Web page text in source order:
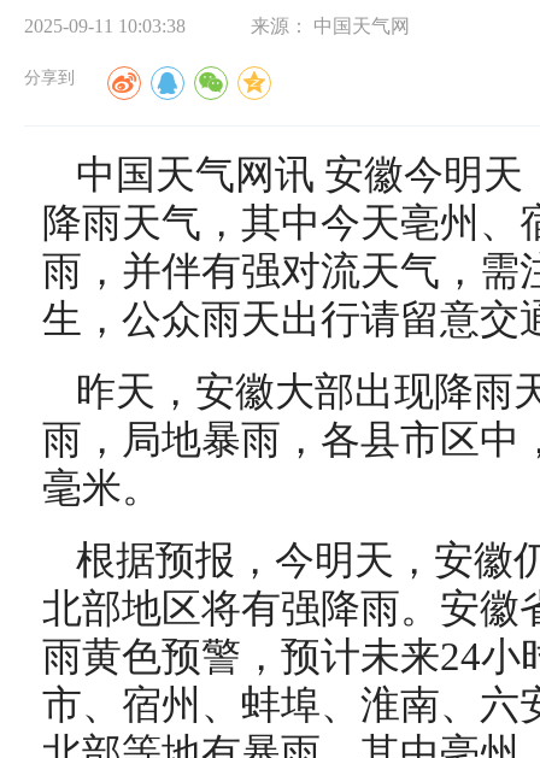
2025-09-11 10:03:38 来源： 中国天气网
分享到
中国天气网讯 安徽今明天
降雨天气，其中今天亳州、
雨 ，并伴有强对流天气，
生，公众雨天出行请留意交
昨天，安徽大部出现降雨
雨，局地暴雨，各县市区中
毫米。
根据预报，今明天，安徽
北部地区将有强降雨。安徽
雨黄色预警，预计未来24小
市、宿州、蚌埠、淮南、六